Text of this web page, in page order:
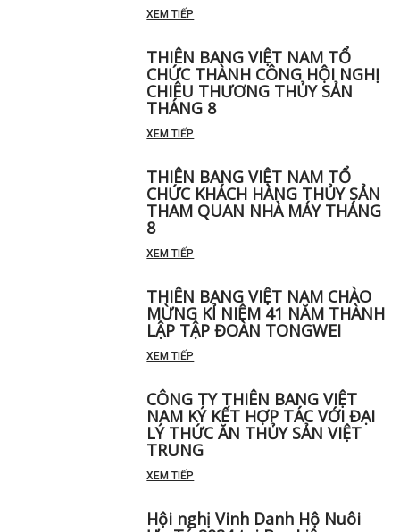
XEM TIẾP
THIÊN BANG VIỆT NAM TỔ
CHỨC THÀNH CÔNG HỘI NGHỊ
CHIÊU THƯƠNG THỦY SẢN
THÁNG 8
XEM TIẾP
THIÊN BANG VIỆT NAM TỔ
CHỨC KHÁCH HÀNG THỦY SẢN
THAM QUAN NHÀ MÁY THÁNG
8
XEM TIẾP
THIÊN BANG VIỆT NAM CHÀO
MỪNG KỈ NIỆM 41 NĂM THÀNH
LẬP TẬP ĐOÀN TONGWEI
XEM TIẾP
CÔNG TY THIÊN BANG VIỆT
NAM KÝ KẾT HỢP TÁC VỚI ĐẠI
LÝ THỨC ĂN THỦY SẢN VIỆT
TRUNG
XEM TIẾP
Hội nghị Vinh Danh Hộ Nuôi